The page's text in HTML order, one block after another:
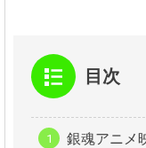
目次
銀魂アニメ